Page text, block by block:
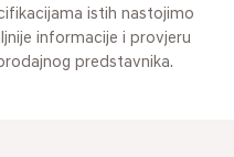
istih nastojimo
informacije i provjeru
predstavnika.